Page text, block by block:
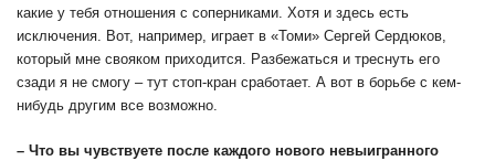
какие у тебя отношения с соперниками. Хотя и здесь есть
исключения. Вот, например, играет в «Томи» Сергей Сердюков,
который мне свояком приходится. Разбежаться и треснуть его
сзади я не смогу – тут стоп-кран сработает. А вот в борьбе с кем-
нибудь другим все возможно.
– Что вы чувствуете после каждого нового невыигранного